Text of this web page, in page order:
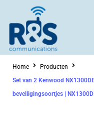
inhoud
Home
Producten
Set van 2 Kenwood
beveiligingsoortjes |